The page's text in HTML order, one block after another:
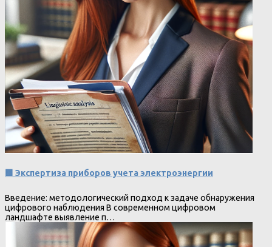
🟩 Экспертиза приборов учета электроэнергии
Введение: методологический подход к задаче обнаружения
цифрового наблюдения В современном цифровом
ландшафте выявление п…